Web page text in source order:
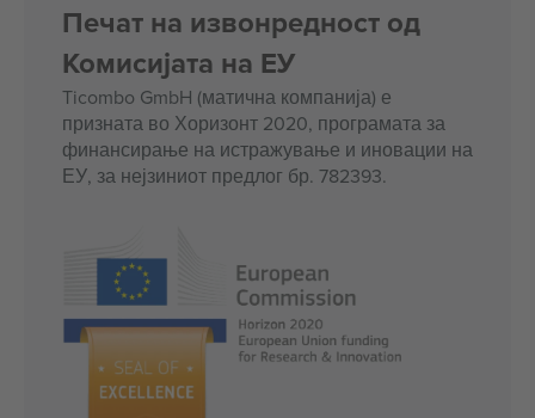
Печат на извонредност од
Комисијата на ЕУ
Ticombo GmbH (матична компанија) е
призната во Хоризонт 2020, програмата за
финансирање на истражување и иновации на
ЕУ, за нејзиниот предлог бр. 782393.